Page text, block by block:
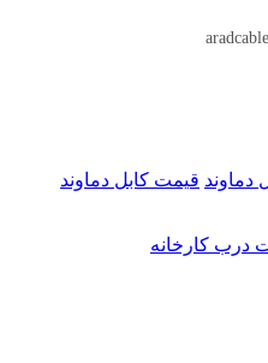
قیمت کابل دماوند
درب کارخانه